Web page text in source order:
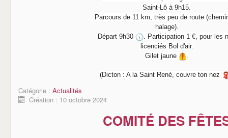
Saint-Lô à 9h15.
Parcours de 11 km, très peu de route
halage).
Départ 9h30
. Participation 1 €, pour les
licenciés Bol d'air.
Gilet jaune
.
(Dicton : A la Saint René, couvre ton nez
Catégorie : Actualités
Création : 10 octobre 2024
COMITÉ DES